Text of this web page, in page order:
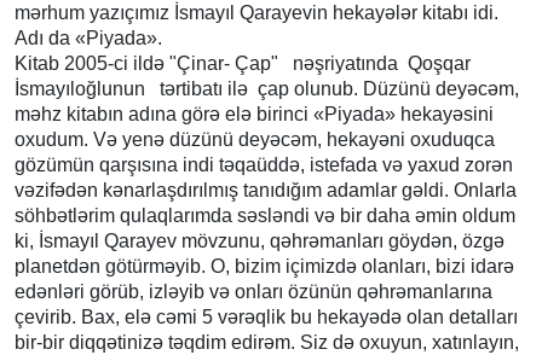
mərhum yazıçımız İsmayıl Qarayevin hekayələr kitabı idi.
Adı da «Piyada».
Kitab 2005-ci ildə "Çinar- Çap" nəşriyatında Qoşqar
İsmayıloğlunun tərtibatı ilə çap olunub. Düzünü deyəcəm,
məhz kitabın adına görə elə birinci «Piyada» hekayəsini
oxudum. Və yenə düzünü deyəcəm, hekayəni oxuduqca
gözümün qarşısına indi təqaüddə, istefada və yaxud zorən
vəzifədən kənarlaşdırılmış tanıdığım adamlar gəldi. Onlarla
söhbətlərim qulaqlarımda səsləndi və bir daha əmin oldum
ki, İsmayıl Qarayev mövzunu, qəhrəmanları göydən, özgə
planetdən götürməyib. O, bizim içimizdə olanları, bizi idarə
edənləri görüb, izləyib və onları özünün qəhrəmanlarına
çevirib. Bax, elə cəmi 5 vərəqlik bu hekayədə olan detalları
bir-bir diqqətinizə təqdim edirəm. Siz də oxuyun, xatınlayın,